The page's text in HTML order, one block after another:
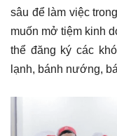
sâu để làm việc
muốn mở tiệm kinh
thể đăng ký các
lạnh, bánh nướng,